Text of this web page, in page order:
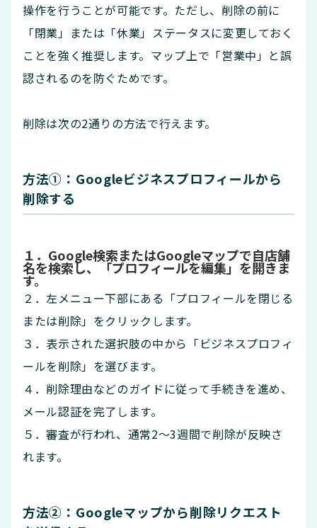
操作を行うことが可能です。ただし、削除の前に
「閉業」または「休業」ステータスに変更しておく
ことを強く推奨します。マップ上で「営業中」と誤
認されるのを防ぐためです。
削除は次の2通りの方法で行えます。
方法①：Googleビジネスプロフィールから
削除する
１．Google検索またはGoogleマップで自店舗
名を検索し、「プロフィールを編集」を開きま
す。
２．左メニュー下部にある「プロフィールを閉じる
または削除」をクリックします。
３．表示された選択肢の中から「ビジネスプロフィ
ールを削除」を選びます。
４．削除理由などのガイドに従って手続きを進め、
メール認証を完了します。
５．審査が行われ、通常2〜3週間で削除が反映さ
れます。
方法②：Googleマップから削除リクエスト